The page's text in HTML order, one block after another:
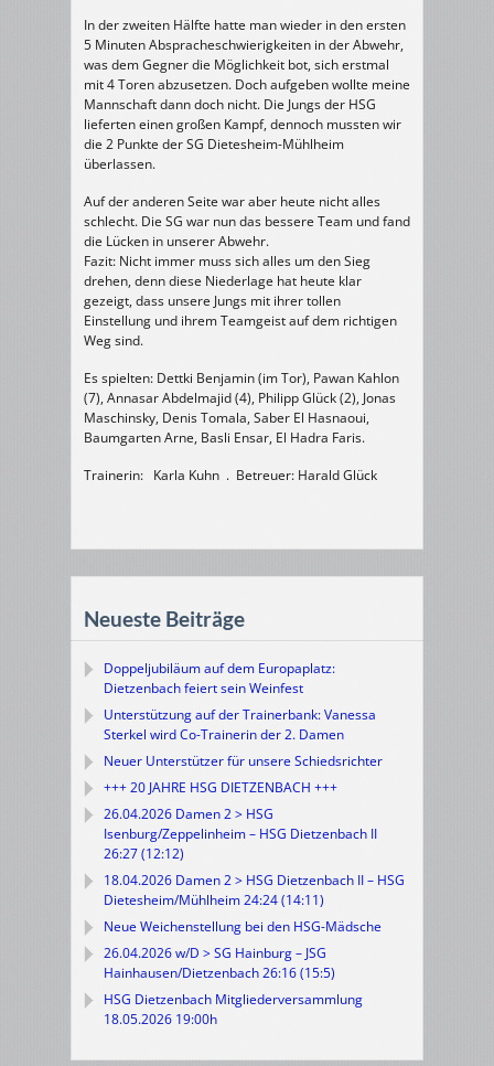
In der zweiten Hälfte hatte man wieder in den ersten
5 Minuten Abspracheschwierigkeiten in der Abwehr,
was dem Gegner die Möglichkeit bot, sich erstmal
mit 4 Toren abzusetzen. Doch aufgeben wollte meine
Mannschaft dann doch nicht. Die Jungs der HSG
lieferten einen großen Kampf, dennoch mussten wir
die 2 Punkte der SG Dietesheim-Mühlheim
überlassen.
Auf der anderen Seite war aber heute nicht alles
schlecht. Die SG war nun das bessere Team und fand
die Lücken in unserer Abwehr.
Fazit: Nicht immer muss sich alles um den Sieg
drehen, denn diese Niederlage hat heute klar
gezeigt, dass unsere Jungs mit ihrer tollen
Einstellung und ihrem Teamgeist auf dem richtigen
Weg sind.
Es spielten: Dettki Benjamin (im Tor), Pawan Kahlon
(7), Annasar Abdelmajid (4), Philipp Glück (2), Jonas
Maschinsky, Denis Tomala, Saber El Hasnaoui,
Baumgarten Arne, Basli Ensar, El Hadra Faris.
Trainerin: Karla Kuhn . Betreuer: Harald Glück
Neueste Beiträge
Doppeljubiläum auf dem Europaplatz:
Dietzenbach feiert sein Weinfest
Unterstützung auf der Trainerbank: Vanessa
Sterkel wird Co-Trainerin der 2. Damen
Neuer Unterstützer für unsere Schiedsrichter
+++ 20 JAHRE HSG DIETZENBACH +++
26.04.2026 Damen 2 > HSG
Isenburg/Zeppelinheim – HSG Dietzenbach II
26:27 (12:12)
18.04.2026 Damen 2 > HSG Dietzenbach II – HSG
Dietesheim/Mühlheim 24:24 (14:11)
Neue Weichenstellung bei den HSG-Mädsche
26.04.2026 w/D > SG Hainburg – JSG
Hainhausen/Dietzenbach 26:16 (15:5)
HSG Dietzenbach Mitgliederversammlung
18.05.2026 19:00h